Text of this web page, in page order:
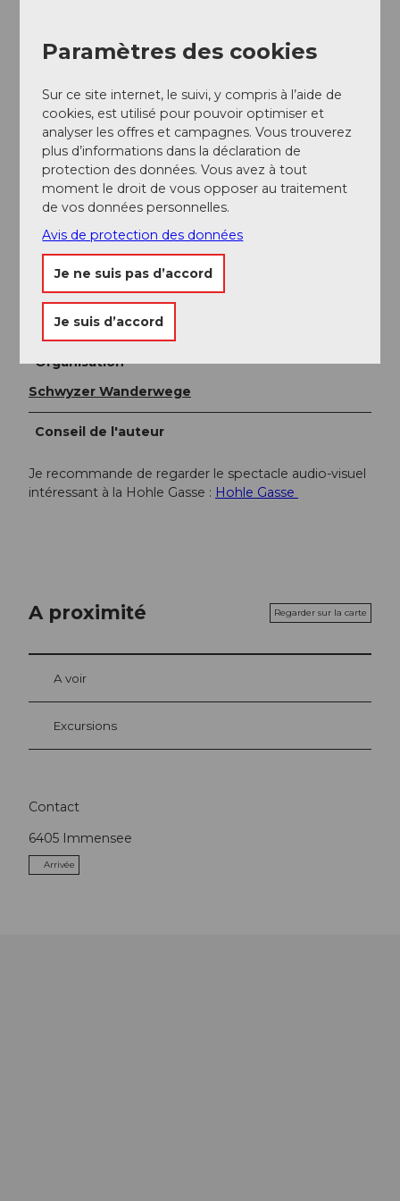
Des parkings payants sont disponibles à Küssnacht et
Nous recommandons cependant les transports
publics plutôt que la voiture : détendez-vous, profitez
et faites en même temps quelque chose de bien
pour l'environnement.
Transports en commun
Avec les CFF jusqu'à Immensee.Horaire CFF
Auteur(e)
Gäste-Service Rigi / Schwyzer Wanderwege
Organisation
Schwyzer Wanderwege
Conseil de l'auteur
Je recommande de regarder le spectacle audio-visuel
intéressant à la Hohle Gasse : Hohle Gasse
A proximité Regarder sur la carte
A voir
Excursions
Contact
6405 Immensee
Arrivée
Paramètres des cookies
Sur ce site internet, le suivi, y compris à l’aide de
cookies, est utilisé pour pouvoir optimiser et
analyser les offres et campagnes. Vous trouverez
plus d’informations dans la déclaration de
protection des données. Vous avez à tout
moment le droit de vous opposer au traitement
de vos données personnelles.
Avis de protection des données
Je ne suis pas d’accord
Je suis d’accord